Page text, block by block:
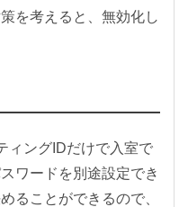
を考えると、無効化し
ィングIDだけで入室で
ワードを別途設定でき
ることができるので、